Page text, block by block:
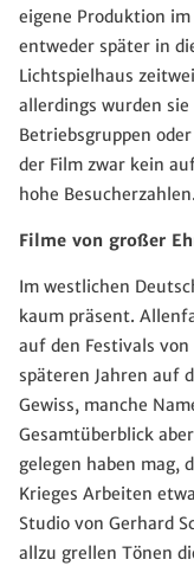
eigene Produktion
entweder später in
Lichtspielhaus
allerdings wurden
Betriebsgruppen
der Film zwar kein
hohe Besucherzahlen.
Filme von großer
Im westlichen
kaum präsent.
auf den Festivals
späteren Jahren auf
Gewiss, manche
Gesamtüberblick
gelegen haben mag,
Krieges Arbeiten
Studio von Gerhard
allzu grellen Tönen